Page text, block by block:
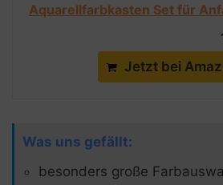
Aquarellfarbkasten Set für
Jetzt bei
Was uns gefällt:
besonders große